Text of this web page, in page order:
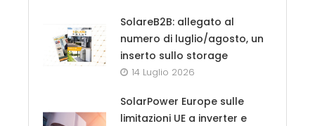
SolareB2B: allegato al
numero di luglio/agosto, un
inserto sullo storage
14 Luglio 2026
SolarPower Europe sulle
limitazioni UE a inverter e